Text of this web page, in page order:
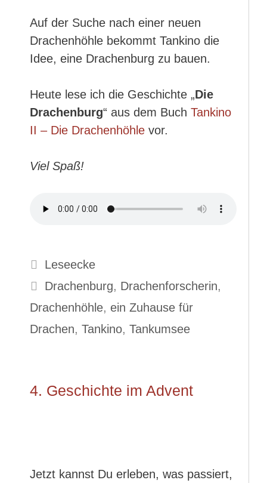
Auf der Suche nach einer neuen
Drachenhöhle bekommt Tankino die
Idee, eine Drachenburg zu bauen.
Heute lese ich die Geschichte „Die
Drachenburg“ aus dem Buch Tankino
II – Die Drachenhöhle vor.
Viel Spaß!
Kategorien
Leseecke
Schlagwörter
Drachenburg, Drachenforscherin,
Drachenhöhle, ein Zuhause für
Drachen, Tankino, Tankumsee
4. Geschichte im Advent
Jetzt kannst Du erleben, was passiert,